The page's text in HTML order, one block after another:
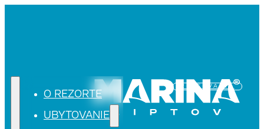
O REZORTE
UBYTOVANIE
REZERVÁCIA